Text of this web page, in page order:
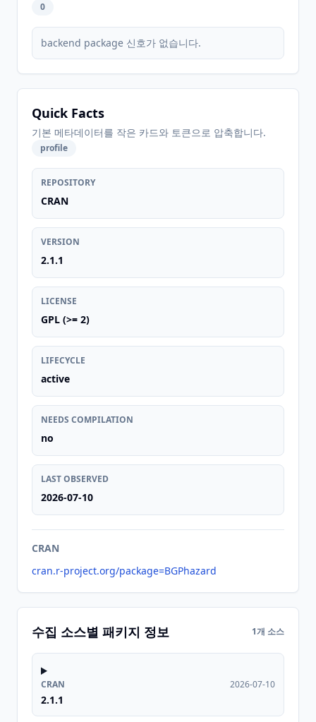
0
backend package 신호가 없습니다.
Quick Facts
기본 메타데이터를 작은 카드와 토큰으로 압축합니다.
profile
REPOSITORY
CRAN
VERSION
2.1.1
LICENSE
GPL (>= 2)
LIFECYCLE
active
NEEDS COMPILATION
no
LAST OBSERVED
2026-07-10
CRAN
cran.r-project.org/package=BGPhazard
수집 소스별 패키지 정보 1개 소스
CRAN
2.1.1
2026-07-10